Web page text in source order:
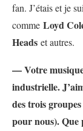
fan. J’étais et je
comme Loyd
Heads et autres.
— Votre
industrielle.
des trois
pour nous). Que